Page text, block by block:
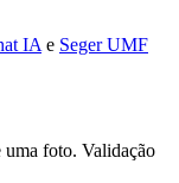
IA e Seger UMF
uma foto. Validação